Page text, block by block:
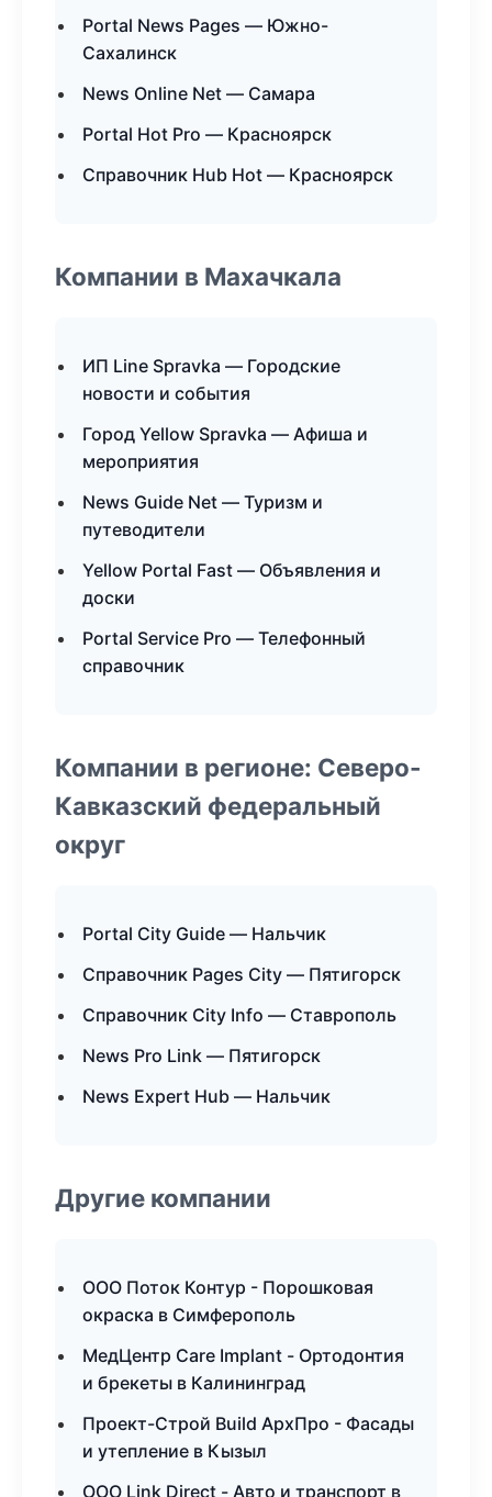
Portal News Pages — Южно-
Сахалинск
News Online Net — Самара
Portal Hot Pro — Красноярск
Справочник Hub Hot — Красноярск
Компании в Махачкала
ИП Line Spravka — Городские
новости и события
Город Yellow Spravka — Афиша и
мероприятия
News Guide Net — Туризм и
путеводители
Yellow Portal Fast — Объявления и
доски
Portal Service Pro — Телефонный
справочник
Компании в регионе: Северо-
Кавказский федеральный
округ
Portal City Guide — Нальчик
Справочник Pages City — Пятигорск
Справочник City Info — Ставрополь
News Pro Link — Пятигорск
News Expert Hub — Нальчик
Другие компании
ООО Поток Контур - Порошковая
окраска в Симферополь
МедЦентр Care Implant - Ортодонтия
и брекеты в Калининград
Проект-Строй Build АрхПро - Фасады
и утепление в Кызыл
ООО Link Direct - Авто и транспорт в